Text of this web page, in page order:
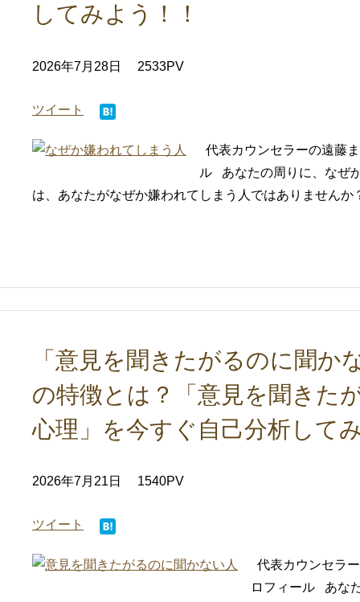
してみよう！！
2026年7月28日 2533PV
ツイート
代表カウンセラーの遠藤
ル あなたの周りに、なぜ
は、あなたがなぜか嫌われてしまう人ではありません
「意見を聞きたがるのに聞か
の特徴とは？「意見を聞きた
心理」を今すぐ自己分析して
2026年7月21日 1540PV
ツイート
代表カウンセラ
ロフィール あな